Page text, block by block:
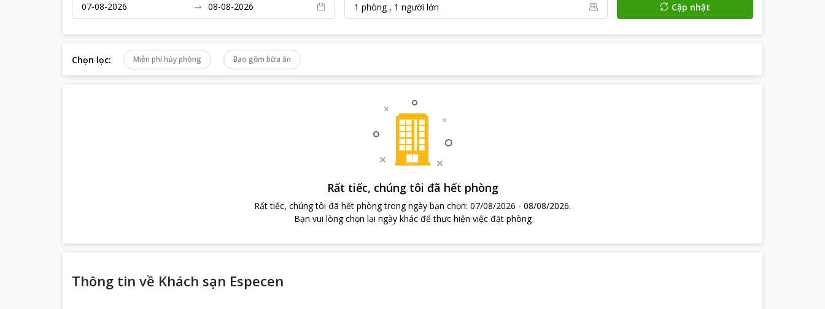
1 phòng, 1 người lớn Cập nhật
Chọn lọc: Miễn phí hủy phòng Bao gồm bữa ăn
Rất tiếc, chúng tôi đã hết phòng
Rất tiếc, chúng tôi đã hết phòng trong ngày bạn chọn: 07/08/2026 - 08/08/2026.
Bạn vui lòng chọn lại ngày khác để thực hiện việc đặt phòng
Thông tin về Khách sạn Especen